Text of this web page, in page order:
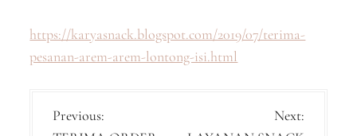
https://karyasnack.blogspot.com/2019/07/terima-
pesanan-arem-arem-lontong-isi.html
P
Previous:
Next: